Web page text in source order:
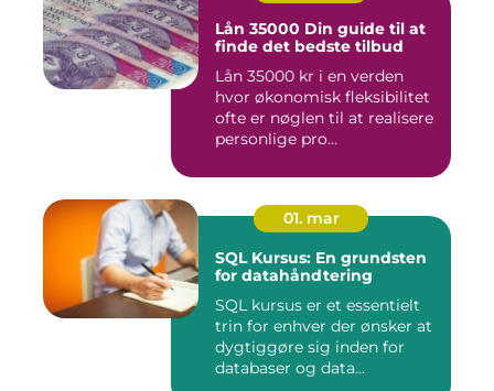
Lån 35000 Din guide til at
finde det bedste tilbud
Lån 35000 kr i en verden
hvor økonomisk fleksibilitet
ofte er nøglen til at realisere
personlige pro...
01. mar
SQL Kursus: En grundsten
for datahåndtering
SQL kursus er et essentielt
trin for enhver der ønsker at
dygtiggøre sig inden for
databaser og data...